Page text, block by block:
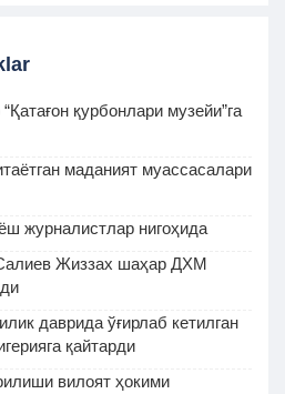
қурбонлари музейи”га
маданият муассасалари
журналистлар нигоҳида
Жиззах шаҳар ДХМ
даврида ўғирлаб кетилган
қайтарди
вилоят ҳокими